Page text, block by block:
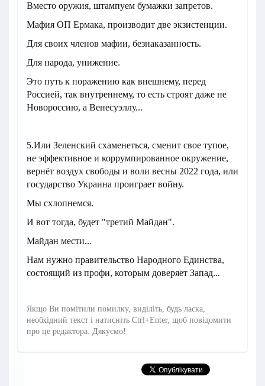
Вместо оружия, штампуем бумажки запретов.
Мафия ОП Ермака, производит две экзистенции.
Для своих членов мафии, безнаказанность.
Для народа, унижение.
Это путь к поражению как внешнему, перед
Россией, так внутреннему, то есть строят даже не
Новороссию, а Венесуэллу...
5.Или Зеленский схаменеться, сменит свое тупое,
не эффективное и коррумпированное окружение,
вернёт воздух свободы и воли весны 2022 года, или
государство Украина проиграет войну.
Мы схлопнемся.
И вот тогда, будет "третий Майдан".
Майдан мести...
Нам нужно правительство Народного Единства,
состоящий из профи, которым доверяет Запад...
Якщо Ви помітили помилку, виділіть, будь ласка,
необхідний текст і натисніть Ctrl+Enter, щоб повідомити
про це редактора. Дякуємо!